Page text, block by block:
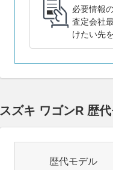
必要情報
査定会社
けたい先
スズキ ワゴンR 歴
歴代モデル